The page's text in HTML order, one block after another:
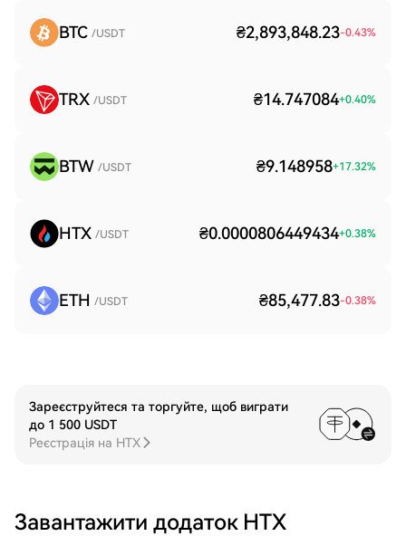
BTC /USDT ₴2,893,848.23-0.43%
TRX /USDT ₴14.747084+0.40%
BTW /USDT ₴9.148958+17.32%
HTX /USDT ₴0.0000806449434+0.38%
ETH /USDT ₴85,477.83-0.38%
Зареєструйтеся та торгуйте, щоб виграти
до 1 500 USDT
Реєстрація на HTX
Завантажити додаток HTX